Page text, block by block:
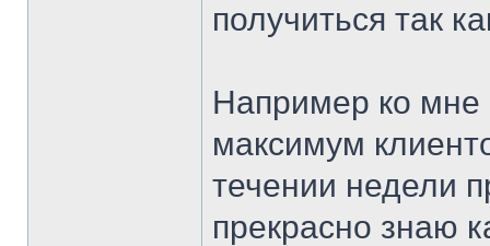
получиться так
Например ко мне
максимум
течении недели
прекрасно знаю